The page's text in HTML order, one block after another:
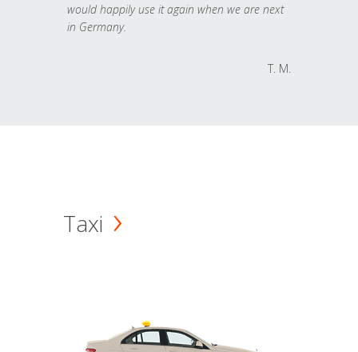
would happily use it again when we are next
in Germany.
T. M.
Taxi